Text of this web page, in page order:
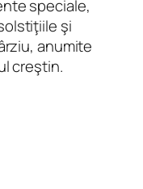
speciale,
şi
anumite
creştin.